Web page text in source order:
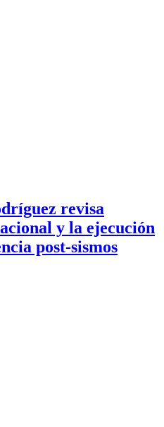
revisa
y la ejecución
post-sismos